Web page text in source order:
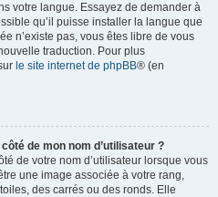
votre langue. Essayez de demander à
qu’il puisse installer la langue que
n’existe pas, vous êtes libre de vous
traduction. Pour plus
le site internet de phpBB® (en
de mon nom d’utilisateur ?
de votre nom d’utilisateur lorsque vous
une image associée à votre rang,
des carrés ou des ronds. Elle